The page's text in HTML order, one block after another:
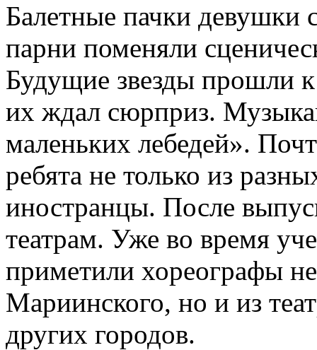
Балетные пачки девушки
парни поменяли
Будущие звезды прошли
их ждал сюрприз.
маленьких лебедей».
ребята не только из
иностранцы. После
театрам. Уже во время
приметили хореографы
Мариинского, но и из
других городов.